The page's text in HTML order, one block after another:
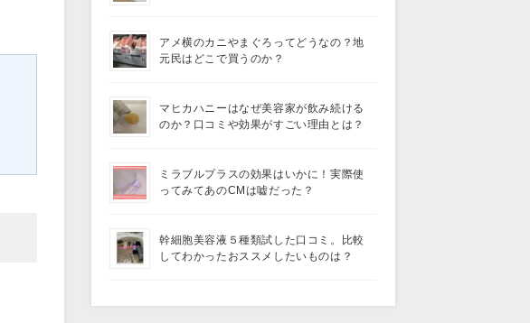
アメ横のカニやまぐろってどうなの？地
元民はどこで買うのか？
マヒカハニーはなぜ美容家が飲み続ける
のか？口コミや効果がすごい理由とは？
ミラブルプラスの効果はいかに！実際使
ってみてあのCMは嘘だった？
幹細胞美容液５種類試した口コミ。比較
してわかったおススメしたいものは？